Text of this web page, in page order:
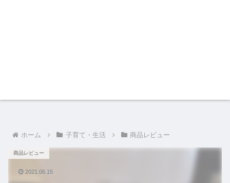
ホーム 子育て・生活 商品レビュー
商品レビュー
2021.06.15